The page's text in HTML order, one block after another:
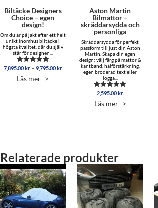
Biltäcke Designers
Choice – egen
design!
Om du är på jakt efter ett helt
unikt inomhus biltäcke i
högsta kvalitet, där du själv
står för designen...
Betygsatt
av 5
7,895.00kr – 9,795.00krPrisintervall:
7,895.00 kr
Läs mer ->
Aston Martin
Bilmattor –
skräddarsydda och
personliga
Skräddarsydda för perfekt
passform till just din Aston
Martin. Skapa din egen
design; välj färg på mattor &
kantband, hälförstärkning,
egen broderad text eller
logga...
Betygsatt
av 5
2,595.00kr
Läs mer ->
Relaterade produkter